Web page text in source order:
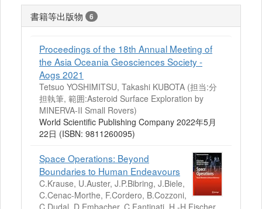
書籍等出版物 6
Proceedings of the 18th Annual Meeting of
the Asia Oceania Geosciences Society -
Aogs 2021
Tetsuo YOSHIMITSU, Takashi KUBOTA (担当:分
担執筆, 範囲:Asteroid Surface Exploration by
MINERVA-II Small Rovers)
World Scientific Publishing Company 2022年5月
22日 (ISBN: 9811260095)
Space Operations: Beyond
Boundaries to Human Endeavours
C.Krause, U.Auster, J.P.Bibring, J.Biele,
C.Cenac-Morthe, F.Cordero, B.Cozzoni,
C.Dudal, D.Embacher, C.Fantinati, H.-H.Fischer,